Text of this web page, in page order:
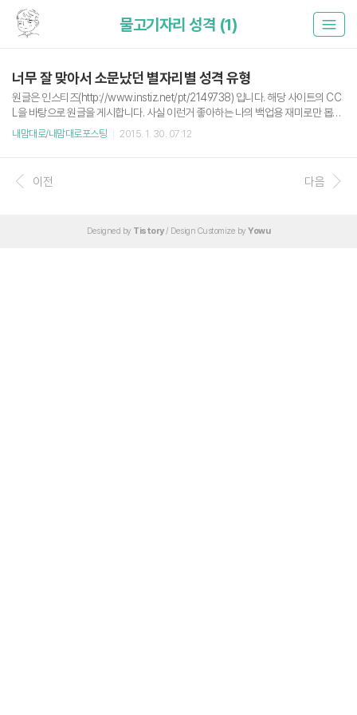
물고기자리 성격 (1)
너무 잘 맞아서 소문났던 별자리별 성격 유형
원글은 인스티즈(http://www.instiz.net/pt/2149738) 입니다. 해당 사이트의 CC
L을 바탕으로 원글을 게시합니다. 사실 이런거 좋아하는 나의 백업용 재미로만 봅시
다. 재미로만. 어차피 케바케(case by case) 물병자리 1/20~2/18 물병자리.....자의
운 구석도 분명 있다. 뭔가 유치한 데가 없다 이 별자리들은. 본인들도 그런걸 질색하
고 안그럴려고 노력한다. 근데 시각에 좀 약하다. 물병자리는 못생긴걸 싫어한다. 물
내맘대로/내맘대로포스팅 2015. 1. 30. 07:12
이전 다음
Designed by Tistory/ Design Customize by Yowu